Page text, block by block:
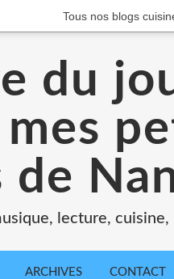
Tous nos blogs
du
de
lecture,
ARCHIVES CONTACT